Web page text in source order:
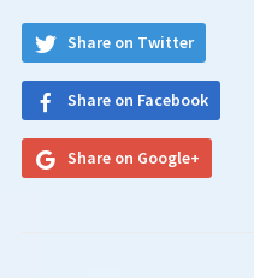
Share on Twitter
Share on Facebook
Share on Google+